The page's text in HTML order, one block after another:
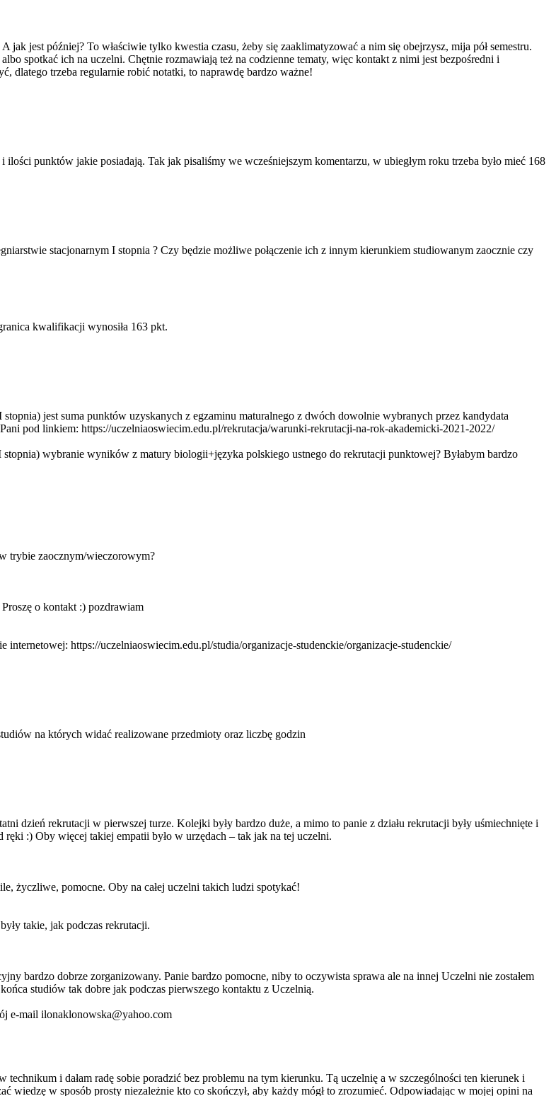
jak jest później? To właściwie tylko kwestia czasu, żeby się zaaklimatyzować a nim się obejrzysz, mija pół semestru.
spotkać ich na uczelni. Chętnie rozmawiają też na codzienne tematy, więc kontakt z nimi jest bezpośredni i
dlatego trzeba regularnie robić notatki, to naprawdę bardzo ważne!
punktów jakie posiadają. Tak jak pisaliśmy we wcześniejszym komentarzu, w ubiegłym roku trzeba było mieć 168
stacjonarnym I stopnia ? Czy będzie możliwe połączenie ich z innym kierunkiem studiowanym zaocznie czy
kwalifikacji wynosiła 163 pkt.
jest suma punktów uzyskanych z egzaminu maturalnego z dwóch dowolnie wybranych przez kandydata
pod linkiem: https://uczelniaoswiecim.edu.pl/rekrutacja/warunki-rekrutacji-na-rok-akademicki-2021-2022/
wybranie wyników z matury biologii+języka polskiego ustnego do rekrutacji punktowej? Byłabym bardzo
trybie zaocznym/wieczorowym?
o kontakt :) pozdrawiam
https://uczelniaoswiecim.edu.pl/studia/organizacje-studenckie/organizacje-studenckie/
na których widać realizowane przedmioty oraz liczbę godzin
dzień rekrutacji w pierwszej turze. Kolejki były bardzo duże, a mimo to panie z działu rekrutacji były uśmiechnięte i
:) Oby więcej takiej empatii było w urzędach – tak jak na tej uczelni.
życzliwe, pomocne. Oby na całej uczelni takich ludzi spotykać!
takie, jak podczas rekrutacji.
bardzo dobrze zorganizowany. Panie bardzo pomocne, niby to oczywista sprawa ale na innej Uczelni nie zostałem
studiów tak dobre jak podczas pierwszego kontaktu z Uczelnią.
e-mail ilonaklonowska@yahoo.com
i dałam radę sobie poradzić bez problemu na tym kierunku. Tą uczelnię a w szczególności ten kierunek i
wiedzę w sposób prosty niezależnie kto co skończył, aby każdy mógł to zrozumieć. Odpowiadając w mojej opini na